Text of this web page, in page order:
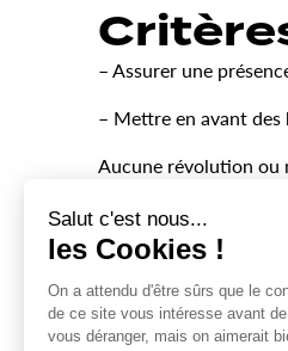
– Assurer une
– Mettre en avant des
Aucune révolution ou
Nous avons pourtant
Rien de bien
Il s’agit là plus
Pour autant, malgré